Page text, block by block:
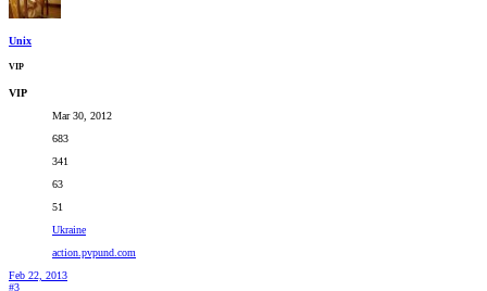
Unix
VIP
VIP
Mar 30, 2012
683
341
63
51
Ukraine
action.pvpund.com
Feb 22, 2013
#3